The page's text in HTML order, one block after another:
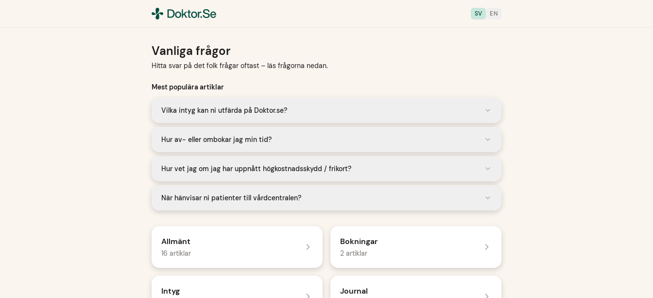
SV EN
Vanliga frågor
Hitta svar på det folk frågar oftast – läs frågorna nedan.
Mest populära artiklar
Vilka intyg kan ni utfärda på Doktor.se?
Hur av- eller ombokar jag min tid?
Hur vet jag om jag har uppnått högkostnadsskydd / frikort?
När hänvisar ni patienter till vårdcentralen?
Allmänt
16 artiklar
Bokningar
2 artiklar
Intyg Journal